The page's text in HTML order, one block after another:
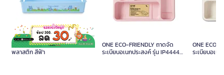
TOM AND JERRY GOKKO ถาด
พลาสติก สีฟ้า
ONE ECO-FRIENDLY ถาดจัด
ระเบียบอเนกประสงค์ รุ่น IP4444
ONE ECO-
ระเบียบอเน